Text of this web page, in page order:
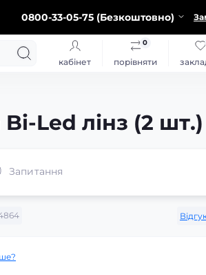
0800-33-05-75 (Безкоштовно)
кабінет порівняти
0
Led лінз (2 шт.)
Запитання